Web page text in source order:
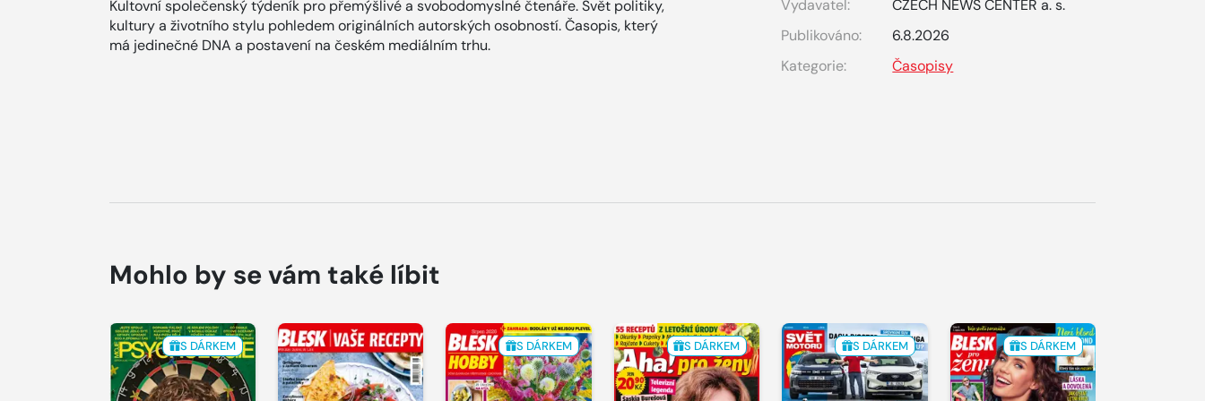
Kultovní společenský týdeník pro přemýšlivé a svobodomyslné čtenáře. Svět politiky,
kultury a životního stylu pohledem originálních autorských osobností. Časopis, který
má jedinečné DNA a postavení na českém mediálním trhu.
Vydavatel:
CZECH NEWS CENTER a. s.
Publikováno:
6.8.2026
Kategorie:
Časopisy
Mohlo by se vám také líbit
S DÁRKEM S DÁRKEM S DÁRKEM S DÁRKEM S DÁRKEM